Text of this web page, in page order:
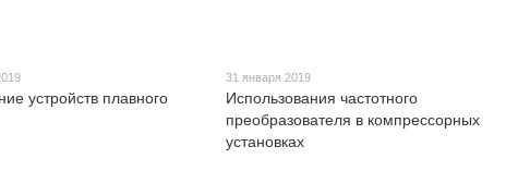
устройств плавного
31 января 2019
Использования частотного
преобразователя в компрессорных
установках